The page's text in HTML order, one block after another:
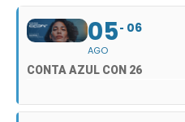
05
AGO
06
CONTA AZUL CON 26